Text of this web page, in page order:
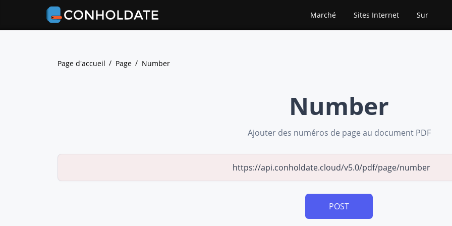
Marché Sites Internet Sur
Page d'accueil Page Number
Number
Ajouter des numéros de page au document PDF
POST